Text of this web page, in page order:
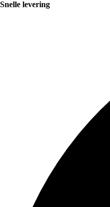
Snelle levering